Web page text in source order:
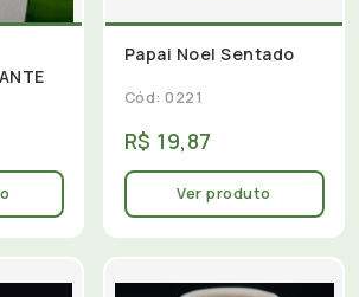
Papai Noel Sentado
Cód: 0221
R$ 19,87
Ver produto